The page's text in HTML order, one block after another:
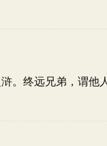
。终远兄弟，谓他